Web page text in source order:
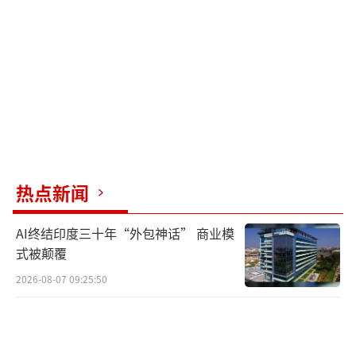
热点新闻
AI终结印度三十年“外包神话” 商业模
式被颠覆
2026-08-07 09:25:50